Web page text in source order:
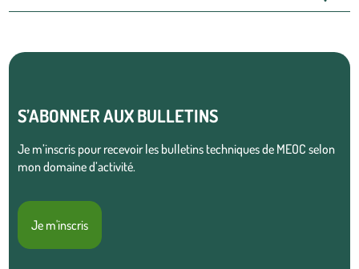
S’ABONNER AUX BULLETINS
Je m’inscris pour recevoir les bulletins techniques de MEOC selon
mon domaine d’activité.
Je m'inscris